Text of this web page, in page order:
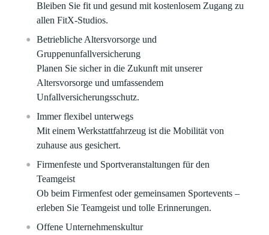
Bleiben Sie fit und gesund mit kostenlosem Zugang zu
allen FitX-Studios.
Betriebliche Altersvorsorge und
Gruppenunfallversicherung
Planen Sie sicher in die Zukunft mit unserer
Altersvorsorge und umfassendem
Unfallversicherungsschutz.
Immer flexibel unterwegs
Mit einem Werkstattfahrzeug ist die Mobilität von
zuhause aus gesichert.
Firmenfeste und Sportveranstaltungen für den
Teamgeist
Ob beim Firmenfest oder gemeinsamen Sportevents –
erleben Sie Teamgeist und tolle Erinnerungen.
Offene Unternehmenskultur